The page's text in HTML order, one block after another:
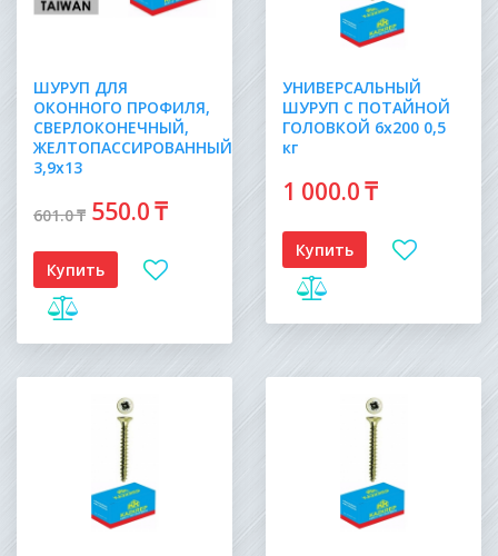
ШУРУП ДЛЯ
ОКОННОГО ПРОФИЛЯ,
СВЕРЛОКОНЕЧНЫЙ,
ЖЕЛТОПАССИРОВАННЫЙ
3,9х13
601.0₸ 550.0₸
Купить
УНИВЕРСАЛЬНЫЙ
ШУРУП С ПОТАЙНОЙ
ГОЛОВКОЙ 6х200 0,5
кг
1 000.0₸
Купить